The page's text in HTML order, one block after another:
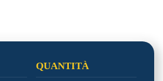
QUANTITÀ